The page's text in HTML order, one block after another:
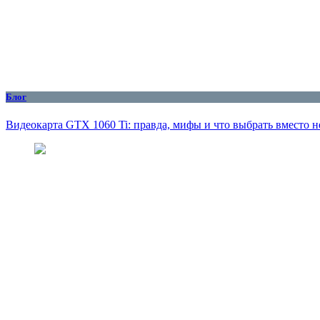
Блог
Видеокарта GTX 1060 Ti: правда, мифы и что выбрать вместо